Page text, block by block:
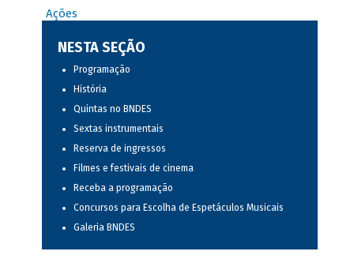
Ações
NESTA SEÇÃO
Programação
História
Quintas no BNDES
Sextas instrumentais
Reserva de ingressos
Filmes e festivais de cinema
Receba a programação
Concursos para Escolha de Espetáculos Musicais
Galeria BNDES